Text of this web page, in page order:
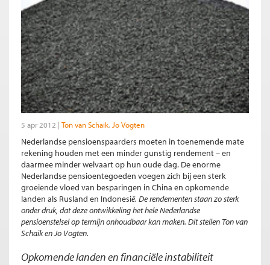
5 apr 2012 Ton van Schaik Jo Vogten
Nederlandse pensioenspaarders moeten in toenemende mate
rekening houden met een minder gunstig rendement – en
daarmee minder welvaart op hun oude dag. De enorme
Nederlandse pensioentegoeden voegen zich bij een sterk
groeiende vloed van besparingen in China en opkomende
landen als Rusland en Indonesië. De rendementen staan zo sterk
onder druk, dat deze ontwikkeling het hele Nederlandse
pensioenstelsel op termijn onhoudbaar kan maken. Dit stellen Ton van
Schaik en Jo Vogten.
Opkomende landen en financiële instabiliteit